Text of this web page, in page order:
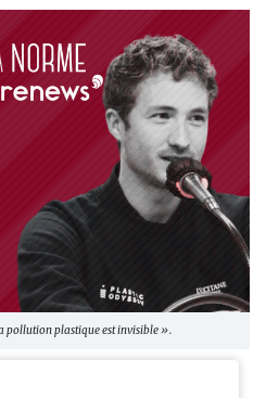
pollution plastique est invisible ».